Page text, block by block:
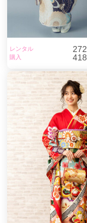
レンタル
購入